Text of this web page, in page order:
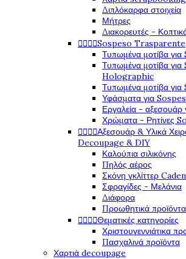
Διπλόκαρφα στοιχεία
Μήτρες
Διακορευτές -
Sospeso Trasparente
Τυπωμένα μοτίβα
Τυπωμένα μοτίβα
Holographic
Τυπωμένα μοτίβα
Υφάσματα για
Εργαλεία - αξεσουάρ
Χρώματα - Ρητίνες
Αξεσουάρ & Υλικά
Decoupage & DIY
Καλούπια σιλικόνης
Πηλός αέρος
Σκόνη γκλίττερ
Σφραγίδες - Μελάνια
Διάφορα
Προωθητικά προϊόντα
Θεματικές κατηγορίες
Χριστουγεννιάτικα
Πασχαλινά προϊόντα
Χαρτιά decoupage